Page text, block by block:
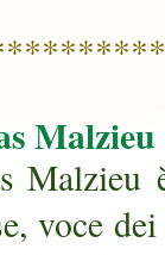
Malzieu
Malzieu
voce